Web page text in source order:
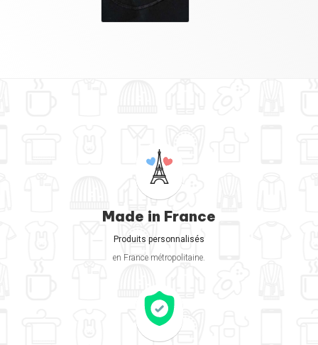
Made in France
Produits personnalisés
en France métropolitaine.